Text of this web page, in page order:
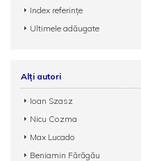
Index referințe
Ultimele adăugate
Alți autori
Ioan Szasz
Nicu Cozma
Max Lucado
Beniamin Fărăgău